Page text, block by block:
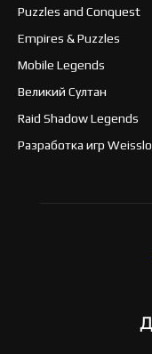
Puzzles and Conquest
Empires & Puzzles
Mobile Legends
Великий Султан
Raid Shadow Legends
Разработка игр